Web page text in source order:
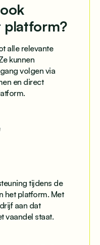
platform?
alle relevante
kunnen
volgen via
en direct
tijdens de
het platform. Met
aan dat
vaandel staat.